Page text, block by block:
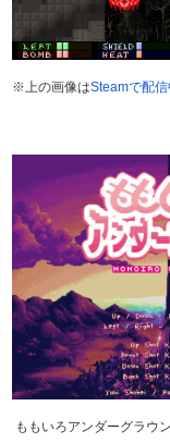
※上の画像はSteamで配
ももいろアンダーグラウ